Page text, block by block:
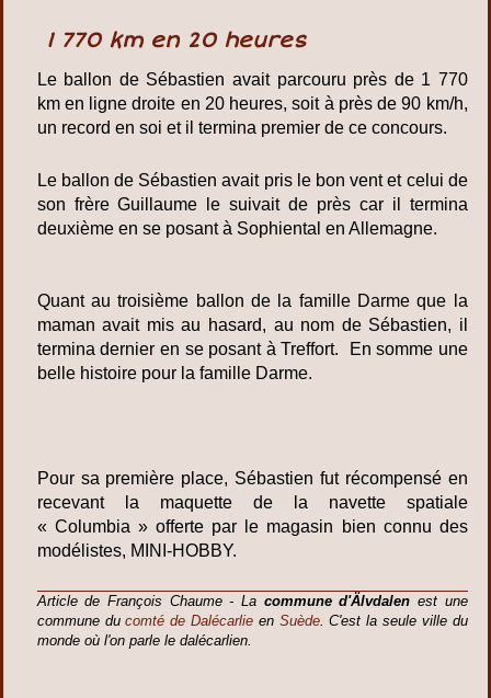
1 770 km en 20 heures
Le ballon de Sébastien avait parcouru près de 1 770
km en ligne droite en 20 heures, soit à près de 90 km/h,
un record en soi et il termina premier de ce concours.
Le ballon de Sébastien avait pris le bon vent et celui de
son frère Guillaume le suivait de près car il termina
deuxième en se posant à Sophiental en Allemagne.
Quant au troisième ballon de la famille Darme que la
maman avait mis au hasard, au nom de Sébastien, il
termina dernier en se posant à Treffort. En somme une
belle histoire pour la famille Darme.
Pour sa première place, Sébastien fut récompensé en
recevant la maquette de la navette spatiale
« Columbia » offerte par le magasin bien connu des
modélistes, MINI-HOBBY.
Article de François Chaume - La commune d'Älvdalen est une
commune ducomté de Dalécarlie en Suède. C'est la seule ville du
monde où l'on parle le dalécarlien.